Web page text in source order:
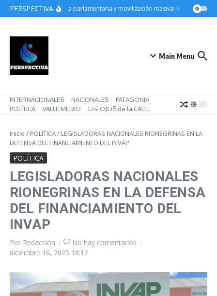
Saltar al contenido
PERSPECTIVADerrota parlamentaria y movilización masiva: el gobierno
Main Menu
INTERNACIONALES NACIONALES
PATAGONIA
POLÍTICA
VALLE MEDIO Los OJOS de la CALLE
Inicio / POLÍTICA/ LEGISLADORAS NACIONALES RIONEGRINAS EN LA
DEFENSA DEL FINANCIAMIENTO DEL INVAP
POLÍTICA
LEGISLADORAS NACIONALES
RIONEGRINAS EN LA DEFENSA
DEL FINANCIAMIENTO DEL
INVAP
Por Redacción
No hay comentarios
diciembre 16, 2025 18:12